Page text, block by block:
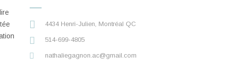
4434 Henri-Julien, Montréal QC
514-699-4805
nathaliegagnon.ac@gmail.com